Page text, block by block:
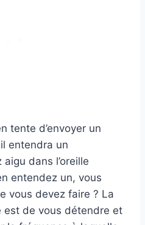
tente d’envoyer un
entendra un
dans l’oreille
entendez un, vous
vous devez faire ? La
est de vous détendre et